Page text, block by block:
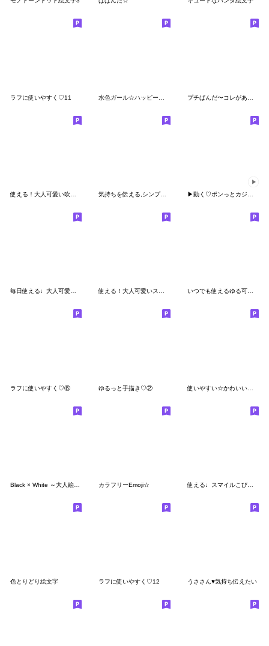
ラフに使いやすく♡11
気持ちを伝える,シンプル,大人かわいい絵文
毎日使える♩大人可愛いスマイルさん絵文字 使える！大人可愛いスマイル絵文字♫ いつでも使えるゆる可愛い表情セット2
ラフに使いやすく♡⑥ ゆるっと手描き♡② 使いやすい☆かわいいカラフル絵文字
カラフリーEmoji☆ 使える♩スマイルこびと絵文字
色とりどり絵文字 ラフに使いやすく♡12 うささん♥気持ち伝えたい